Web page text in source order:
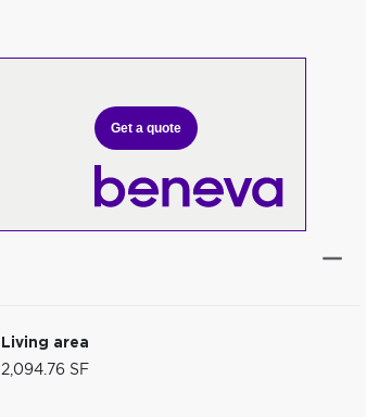
Get a quote
Living area
2,094.76 SF